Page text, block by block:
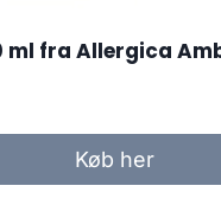
ml fra Allergica
Køb her